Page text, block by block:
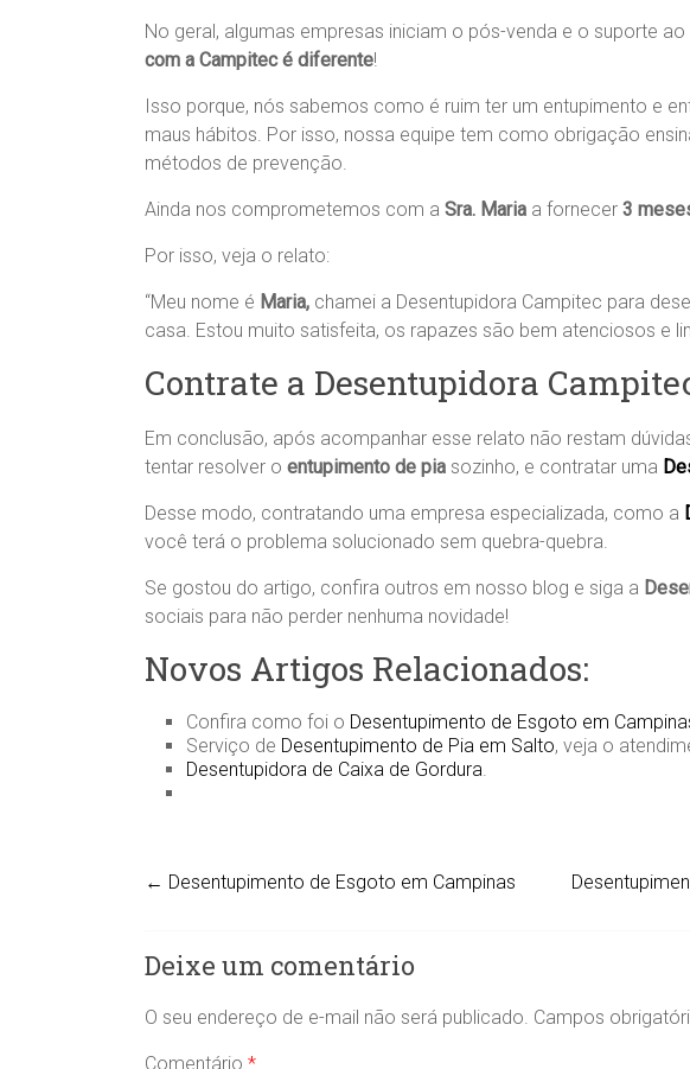
No geral, algumas empresas iniciam o pós-venda e o suporte
com a Campitec é diferente!
Isso porque, nós sabemos como é ruim ter um entupimento e
maus hábitos. Por isso, nossa equipe tem como obrigação
métodos de prevenção.
Ainda nos comprometemos com a Sra. Maria a fornecer 3
Por isso, veja o relato:
“Meu nome é Maria, chamei a Desentupidora Campitec para
casa. Estou muito satisfeita, os rapazes são bem atenciosos e
Contrate a Desentupidora
Em conclusão, após acompanhar esse relato não restam
tentar resolver o entupimento de pia sozinho, e contratar uma
Desse modo, contratando uma empresa especializada, como a
você terá o problema solucionado sem quebra-quebra.
Se gostou do artigo, confira outros em nosso blog e siga a
sociais para não perder nenhuma novidade!
Novos Artigos Relacionados:
Confira como foi o Desentupimento de Esgoto em
Serviço de Desentupimento de Pia em Salto, veja o
Desentupidora de Caixa de Gordura.
← Desentupimento de Esgoto em Campinas
Deixe um comentário
O seu endereço de e-mail não será publicado. Campos
Comentário *